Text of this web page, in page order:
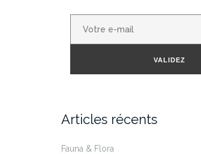
VALIDEZ
Articles récents
Fauna & Flora